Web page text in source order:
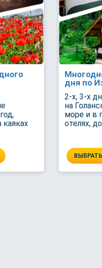
каяках
дня по
2-х, 3-х
на
море и в
отелях,